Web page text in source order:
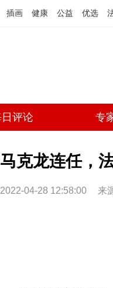
插画 健康 公益 优选
评论 专
马克龙连任，
2022-04-28 12:58:00 来